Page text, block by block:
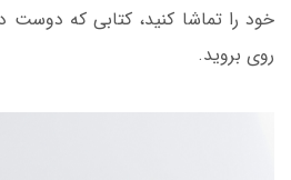
خود را تماشا کنید، کتابی که دوست
روی بروید.